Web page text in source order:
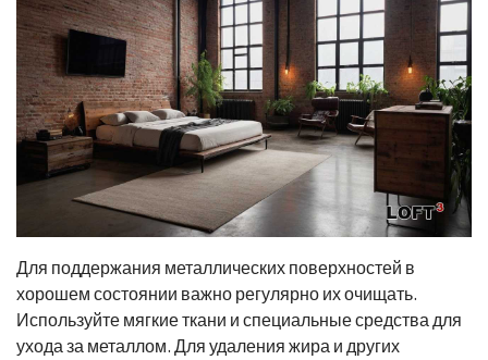
Для поддержания металлических поверхностей в
хорошем состоянии важно регулярно их очищать.
Используйте мягкие ткани и специальные средства для
ухода за металлом. Для удаления жира и других